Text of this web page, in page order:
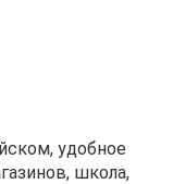
удобноe
школa,